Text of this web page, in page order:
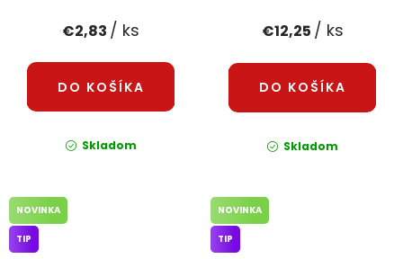
€2,83 / ks
DO KOŠÍKA
Skladom
€12,25 / ks
DO KOŠÍKA
Skladom
NOVINKA
TIP
NOVINKA
TIP